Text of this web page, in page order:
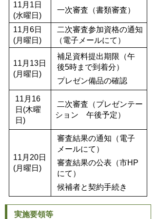
11月1日
(水曜日)
一次審査（書類審査）
11月6日
(月曜日)
二次審査参加資格の通知
（電子メールにて）
11月13日
(月曜日)
補足資料提出期限（午
後5時まで到着分）
プレゼン備品の確認
11月16
日(木曜
日)
二次審査（プレゼンテー
ション 午後予定）
11月20日
(月曜日)
審査結果の通知（電子
メールにて）
審査結果の公表（市HP
にて）
候補者と契約手続き
実施要領等